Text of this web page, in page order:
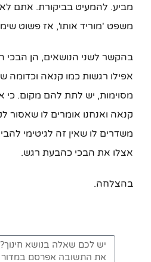
מביע. להמעיט בביקורת. אתם לא
משפט 'מוריד אותו', אז פשוט
בהקשר לשני הנושאים, הן הבכי
אפילו רגשות כמו קנאה וכדומה
מסוימות, יש לתת להם מקום.
קנאה ואנחנו אומרים לו שאסור
משדרים לו שאין זה לגיטימי
אצלו את הבכי כהבעת רגש.
בהצלחה.